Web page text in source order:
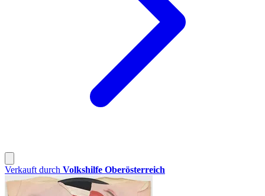
Verkauft durch Volkshilfe Oberösterreich